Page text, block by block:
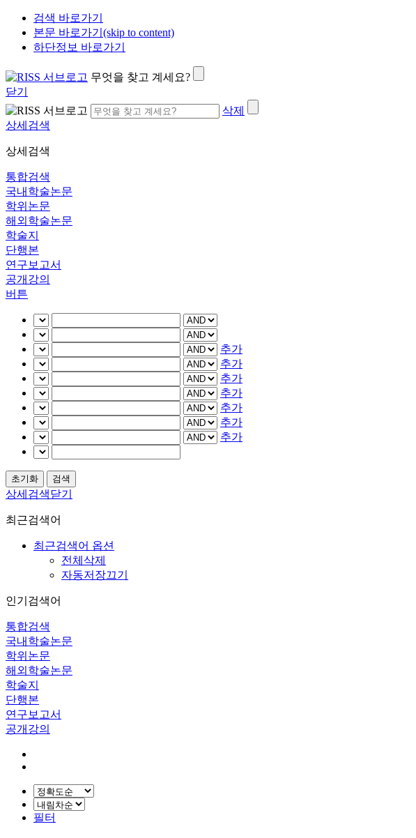
검색 바로가기
본문 바로가기(skip to content)
하단정보 바로가기
무엇을 찾고 계세요?
닫기
삭제
상세검색
상세검색
통합검색
국내학술논문
학위논문
해외학술논문
학술지
단행본
연구보고서
공개강의
버튼
추가
추가
추가
추가
추가
추가
추가
상세검색닫기
최근검색어
최근검색어 옵션
전체삭제
자동저장끄기
인기검색어
통합검색
국내학술논문
학위논문
해외학술논문
학술지
단행본
연구보고서
공개강의
필터